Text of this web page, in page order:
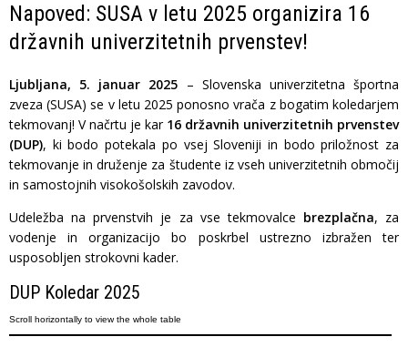
Napoved: SUSA v letu 2025 organizira 16
državnih univerzitetnih prvenstev!
Ljubljana, 5. januar 2025 – Slovenska univerzitetna športna
zveza (SUSA) se v letu 2025 ponosno vrača z bogatim koledarjem
tekmovanj! V načrtu je kar 16 državnih univerzitetnih prvenstev
(DUP), ki bodo potekala po vsej Sloveniji in bodo priložnost za
tekmovanje in druženje za študente iz vseh univerzitetnih območij
in samostojnih visokošolskih zavodov.
Udeležba na prvenstvih je za vse tekmovalce brezplačna, za
vodenje in organizacijo bo poskrbel ustrezno izbražen ter
usposobljen strokovni kader.
DUP Koledar 2025